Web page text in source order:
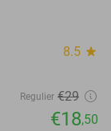
8.5 star
Regulier €29
€18,50